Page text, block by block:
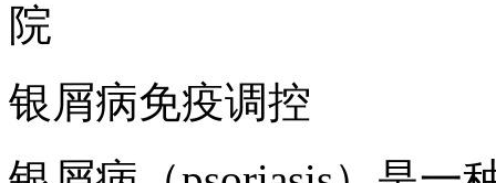
院
银屑病免疫调控